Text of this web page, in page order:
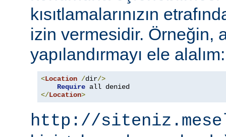
kısıtlamalarınızın
izin vermesidir. Örneğin,
yapılandırmayı ele alalım:
<Location /dir/>
Require
</Location>
http://